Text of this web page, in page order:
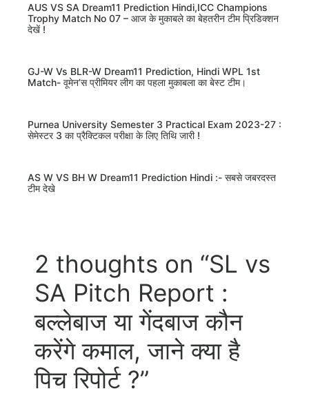
AUS VS SA Dream11 Prediction Hindi,ICC Champions
Trophy Match No 07 – आज के मुकाबले का बेहतरीन टीम प्रिडिक्शन
देखें !
GJ-W Vs BLR-W Dream11 Prediction, Hindi WPL 1st
Match- वूमेन’स प्रीमियर लीग का पहला मुकाबला का बेस्ट टीम।
Purnea University Semester 3 Practical Exam 2023-27 :
सेमेस्टर 3 का प्रैक्टिकल परीक्षा के लिए तिथि जारी !
AS W VS BH W Dream11 Prediction Hindi :- सबसे जबरदस्त
टीम देखे
2 thoughts on “SL vs
SA Pitch Report :
बल्लेबाज या गेंदबाज कौन
करेंगे कमाल, जाने क्या है
पिच रिपोर्ट ?”